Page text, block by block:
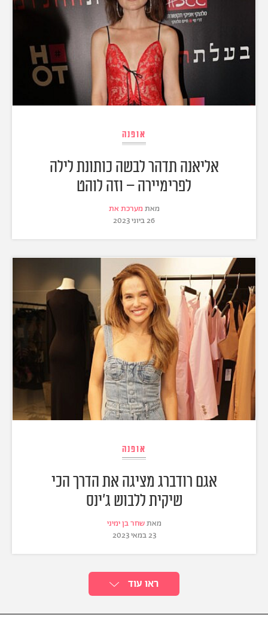
אופנה
אליאנה תדהר לבשה כותונת לילה
לפרימיירה – וזה לוהט
מאת מערכת את
26 ביוני 2023
אופנה
אגם רודברג מציגה את הדרך הכי
שיקית ללבוש ג'ינס
מאתשחר בן ימיני
23 במאי 2023
ראו עוד